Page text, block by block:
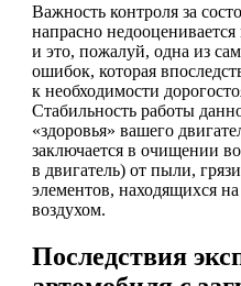
Важность контроля за
напрасно
и это, пожалуй, одна из
ошибок, которая
к необходимости
Стабильность работы
«здоровья» вашего
заключается в очищении
в двигатель) от пыли,
элементов, находящихся
воздухом.
Последствия